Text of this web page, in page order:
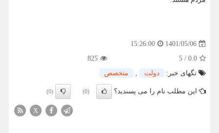
1401/05/06
15:26:00
0.0
/
5
825
تگهای خبر:
دولت , متخصص
این مطلب نام را می پسندید؟ (0)
(0)
X